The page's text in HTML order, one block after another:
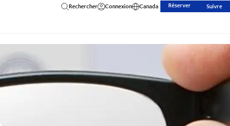
Rechercher Connexion Canada Réserver Suivre